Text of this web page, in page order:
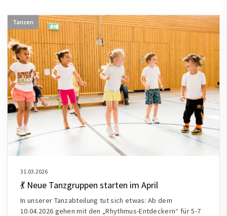
Tanzen
31.03.2026
💃 Neue Tanzgruppen starten im April
In unserer Tanzabteilung tut sich etwas: Ab dem
10.04.2026 gehen mit den „Rhythmus-Entdeckern“ für 5-7